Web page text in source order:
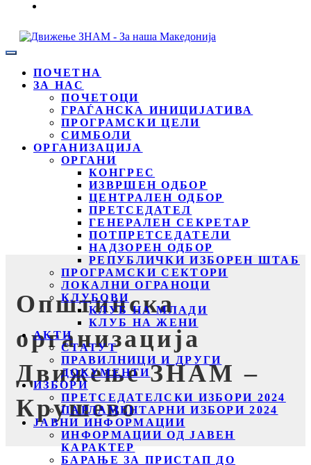
ПОЧЕТНА
ЗА НАС
ПОЧЕТОЦИ
ГРАЃАНСКА ИНИЦИЈАТИВА
ПРОГРАМСКИ ЦЕЛИ
СИМБОЛИ
ОРГАНИЗАЦИЈА
ОРГАНИ
КОНГРЕС
ИЗВРШЕН ОДБОР
ЦЕНТРАЛЕН ОДБОР
ПРЕТСЕДАТЕЛ
ГЕНЕРАЛЕН СЕКРЕТАР
ПОТПРЕТСЕДАТЕЛИ
НАДЗОРЕН ОДБОР
РЕПУБЛИЧКИ ИЗБОРЕН ШТАБ
ПРОГРАМСКИ СЕКТОРИ
ЛОКАЛНИ ОГРАНОЦИ
КЛУБОВИ
КЛУБ НА МЛАДИ
КЛУБ НА ЖЕНИ
АКТИ
СТАТУТ
ПРАВИЛНИЦИ И ДРУГИ
ДОКУМЕНТИ
ИЗБОРИ
ПРЕТСЕДАТЕЛСКИ ИЗБОРИ 2024
ПАРЛАМЕНТАРНИ ИЗБОРИ 2024
ЈАВНИ ИНФОРМАЦИИ
ИНФОРМАЦИИ ОД ЈАВЕН
КАРАКТЕР
БАРАЊЕ ЗА ПРИСТАП ДО
Општинска
организација
Движење ЗНАМ –
Крушево